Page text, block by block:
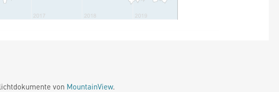
von MountainView.